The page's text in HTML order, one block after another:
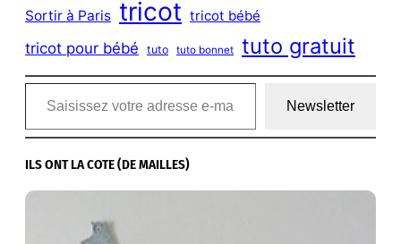
Sortir à Paris tricot tricot bébé
tricot pour bébé tuto tuto bonnet tuto gratuit
Saisissez votre adresse e-mail…
Newsletter
ILS ONT LA COTE (DE MAILLES)